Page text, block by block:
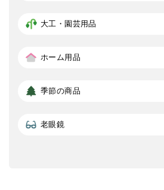
大工・園芸用品
ホーム用品
季節の商品
老眼鏡